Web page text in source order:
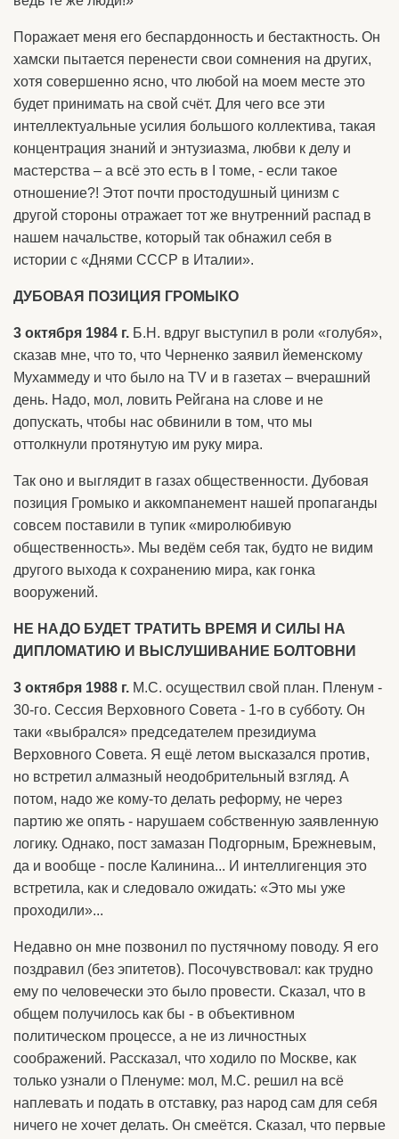
Поражает меня его беспардонность и бестактность. Он
хамски пытается перенести свои сомнения на других,
хотя совершенно ясно, что любой на моем месте это
будет принимать на свой счёт. Для чего все эти
интеллектуальные усилия большого коллектива, такая
концентрация знаний и энтузиазма, любви к делу и
мастерства – а всё это есть в I томе, - если такое
отношение?! Этот почти простодушный цинизм с
другой стороны отражает тот же внутренний распад в
нашем начальстве, который так обнажил себя в
истории с «Днями СССР в Италии».
ДУБОВАЯ ПОЗИЦИЯ ГРОМЫКО
3 октября 1984 г. Б.Н. вдруг выступил в роли «голубя»,
сказав мне, что то, что Черненко заявил йеменскому
Мухаммеду и что было на TV и в газетах – вчерашний
день. Надо, мол, ловить Рейгана на слове и не
допускать, чтобы нас обвинили в том, что мы
оттолкнули протянутую им руку мира.
Так оно и выглядит в газах общественности. Дубовая
позиция Громыко и аккомпанемент нашей пропаганды
совсем поставили в тупик «миролюбивую
общественность». Мы ведём себя так, будто не видим
другого выхода к сохранению мира, как гонка
вооружений.
НЕ НАДО БУДЕТ ТРАТИТЬ ВРЕМЯ И СИЛЫ НА
ДИПЛОМАТИЮ И ВЫСЛУШИВАНИЕ БОЛТОВНИ
3 октября 1988 г. М.С. осуществил свой план. Пленум -
30-го. Сессия Верховного Совета - 1-го в субботу. Он
таки «выбрался» председателем президиума
Верховного Совета. Я ещё летом высказался против,
но встретил алмазный неодобрительный взгляд. А
потом, надо же кому-то делать реформу, не через
партию же опять - нарушаем собственную заявленную
логику. Однако, пост замазан Подгорным, Брежневым,
да и вообще - после Калинина... И интеллигенция это
встретила, как и следовало ожидать: «Это мы уже
проходили»...
Недавно он мне позвонил по пустячному поводу. Я его
поздравил (без эпитетов). Посочувствовал: как трудно
ему по человечески это было провести. Сказал, что в
общем получилось как бы - в объективном
политическом процессе, а не из личностных
соображений. Рассказал, что ходило по Москве, как
только узнали о Пленуме: мол, М.С. решил на всё
наплевать и подать в отставку, раз народ сам для себя
ничего не хочет делать. Он смеётся. Сказал, что первые